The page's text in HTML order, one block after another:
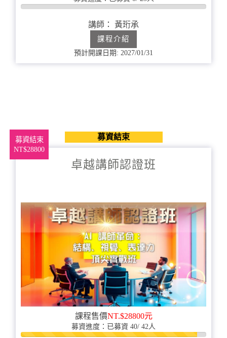
0%
講師： 黃珩承
課程介紹
預計開課日期: 2027/01/31
募資結束
NT$28800
募資結束
卓越講師認證班
課程售價NT.$28800元
募資進度：已募資 40/ 42人